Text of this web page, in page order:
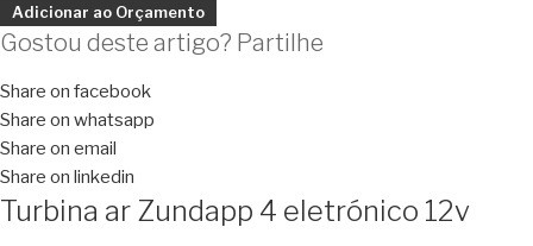
Adicionar ao Orçamento
Gostou deste artigo? Partilhe
Share on facebook
Share on whatsapp
Share on email
Share on linkedin
Turbina ar Zundapp 4 eletrónico 12v